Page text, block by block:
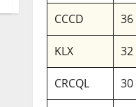
CCCD 36
KLX 32
CRCQL 30